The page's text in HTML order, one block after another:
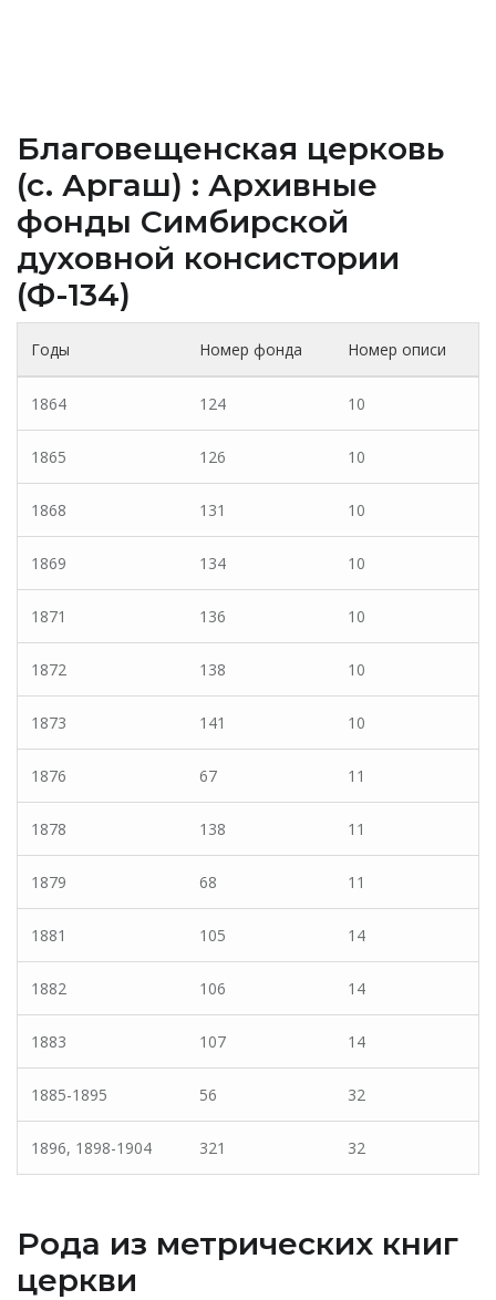
Благовещенская церковь
(c. Аргаш) : Архивные
фонды Cимбирской
духовной консистории
(Ф-134)
Годы Номер фонда Номер описи
1864 124 10
1865 126 10
1868 131 10
1869 134 10
1871 136 10
1872 138 10
1873 141 10
1876 67 11
1878 138 11
1879 68 11
1881 105 14
1882 106 14
1883 107 14
1885-1895 56 32
1896, 1898-1904 321 32
Рода из метрических книг
церкви